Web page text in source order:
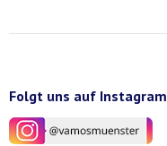
Folgt uns auf Instagram